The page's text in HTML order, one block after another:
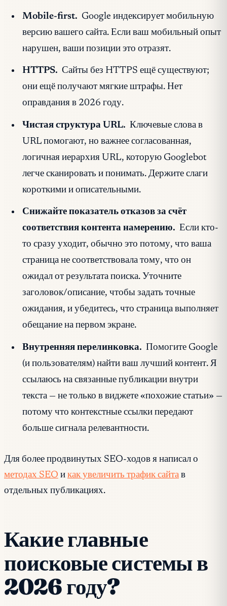
Mobile-first. Google индексирует мобильную
версию вашего сайта. Если ваш мобильный опыт
нарушен, ваши позиции это отразят.
HTTPS. Сайты без HTTPS ещё существуют;
они ещё получают мягкие штрафы. Нет
оправдания в 2026 году.
Чистая структура URL. Ключевые слова в
URL помогают, но важнее согласованная,
логичная иерархия URL, которую Googlebot
легче сканировать и понимать. Держите слаги
короткими и описательными.
Снижайте показатель отказов за счёт
соответствия контента намерению. Если кто-
то сразу уходит, обычно это потому, что ваша
страница не соответствовала тому, что он
ожидал от результата поиска. Уточните
заголовок/описание, чтобы задать точные
ожидания, и убедитесь, что страница выполняет
обещание на первом экране.
Внутренняя перелинковка. Помогите Google
(и пользователям) найти ваш лучший контент. Я
ссылаюсь на связанные публикации внутри
текста — не только в виджете «похожие статьи» —
потому что контекстные ссылки передают
больше сигнала релевантности.
Для более продвинутых SEO-ходов я написал о
методах SEO и как увеличить трафик сайта в
отдельных публикациях.
Какие главные
поисковые системы в
2026 году?